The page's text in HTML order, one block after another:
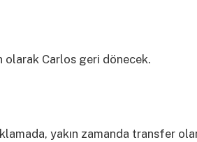
olarak Carlos geri dönecek.
yakın zamanda transfer